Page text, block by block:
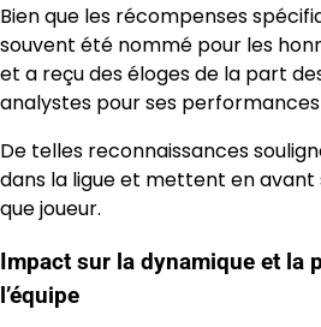
Bien que les récompenses
souvent été nommé pour les
et a reçu des éloges de la part
analystes pour ses
De telles reconnaissances
dans la ligue et mettent en
que joueur.
Impact sur la dynamique et la
l’équipe